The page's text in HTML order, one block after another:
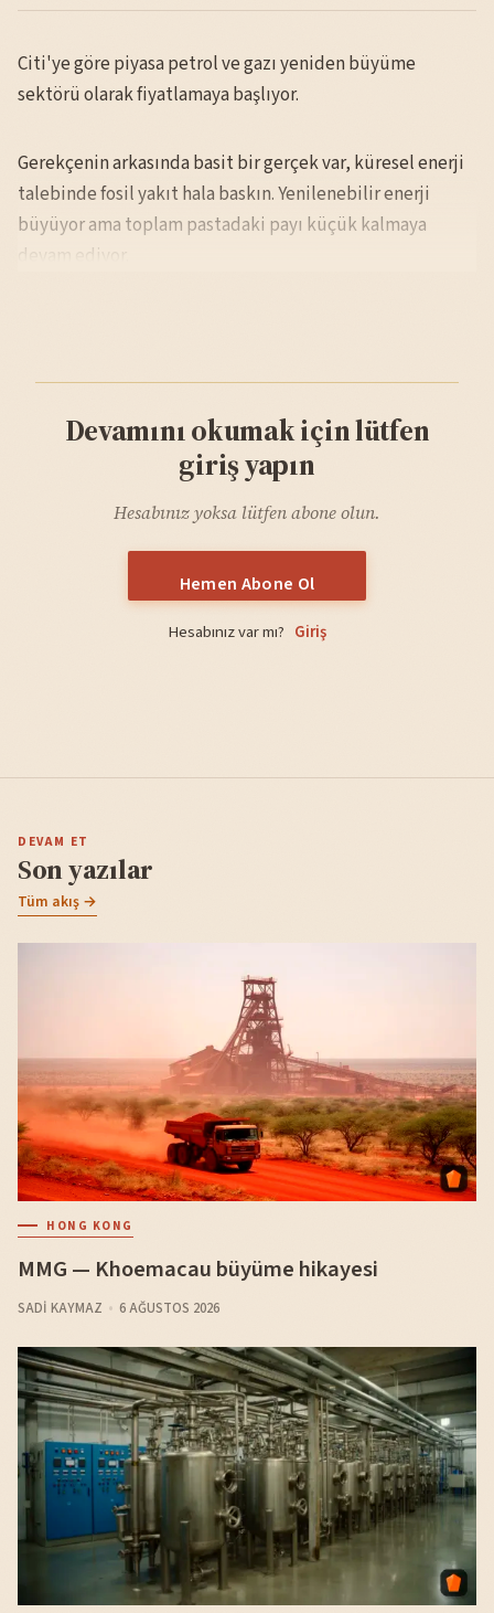
Citi'ye göre piyasa petrol ve gazı yeniden büyüme
sektörü olarak fiyatlamaya başlıyor.
Gerekçenin arkasında basit bir gerçek var, küresel enerji
talebinde fosil yakıt hala baskın. Yenilenebilir enerji
büyüyor ama toplam pastadaki payı küçük kalmaya
devam ediyor.
Devamını okumak için lütfen
giriş yapın
Hesabınız yoksa lütfen abone olun.
Hemen Abone Ol
Hesabınız var mı? Giriş
DEVAM ET
Son yazılar
Tüm akış →
HONG KONG
MMG — Khoemacau büyüme hikayesi
SADI KAYMAZ 6 AĞUSTOS 2026